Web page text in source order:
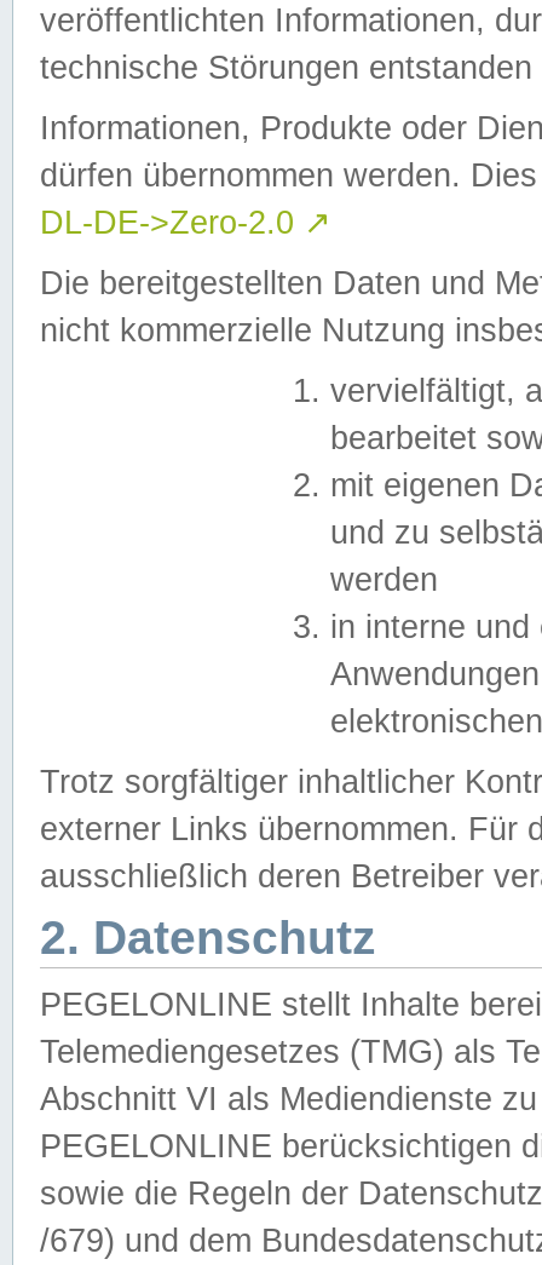
veröffentlichten Informationen,
technische Störungen
Informationen, Produkte oder
dürfen übernommen werden.
DL-DE->Zero-2.0 ↗
Die bereitgestellten Daten und
nicht kommerzielle Nutzung
vervielfältigt,
bearbeitet
mit eigenen
und zu
werden
in interne
Trotz sorgfältiger inhaltlicher
externer Links übernommen. Für
ausschließlich deren Betreiber
2. Datenschutz
PEGELONLINE stellt Inhalte
Telemediengesetzes (TMG) als
Abschnitt VI als Mediendienste
PEGELONLINE berücksichtigen
sowie die Regeln der
/679) und dem